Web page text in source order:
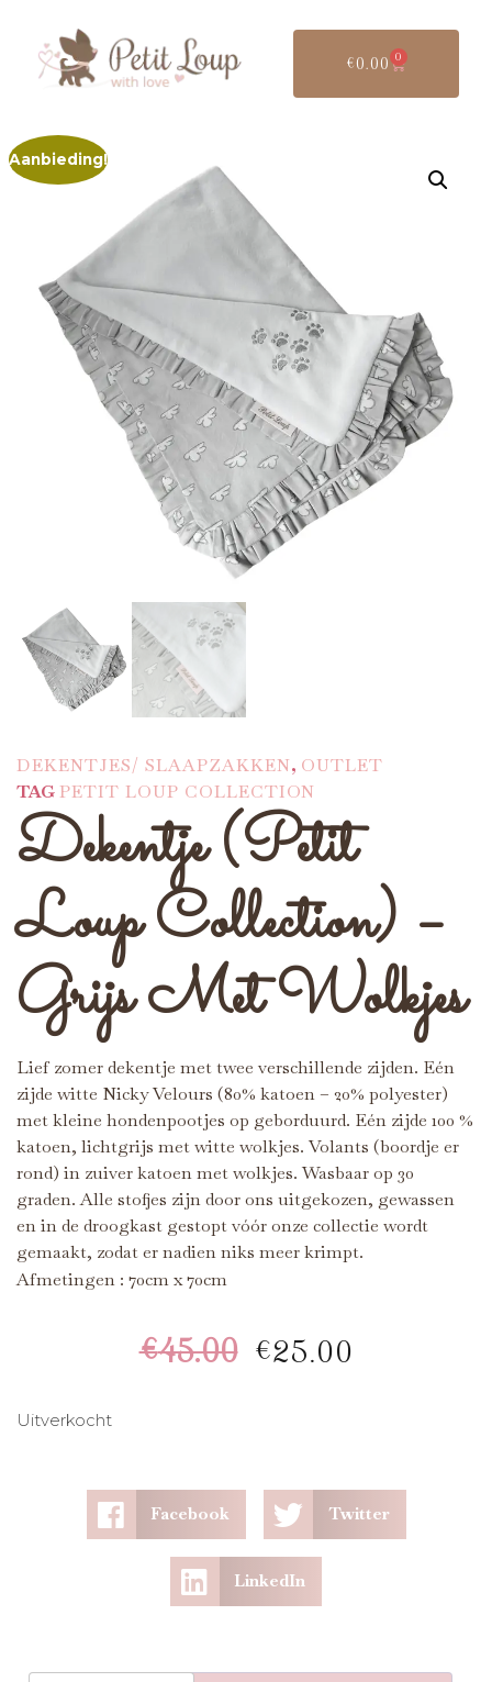
€0.00 0
Aanbieding!
DEKENTJES/ SLAAPZAKKEN, OUTLET
TAGPETIT LOUP COLLECTION
Dekentje (Petit
Loup Collection) –
Grijs Met Wolkjes
Lief zomer dekentje met twee verschillende zijden. Eén
zijde witte Nicky Velours (80% katoen – 20% polyester)
met kleine hondenpootjes op geborduurd. Eén zijde 100 %
katoen, lichtgrijs met witte wolkjes. Volants (boordje er
rond) in zuiver katoen met wolkjes. Wasbaar op 30
graden. Alle stofjes zijn door ons uitgekozen, gewassen
en in de droogkast gestopt vóór onze collectie wordt
gemaakt, zodat er nadien niks meer krimpt.
Afmetingen : 70cm x 70cm
€45.00 €25.00
Uitverkocht
Facebook Twitter
LinkedIn